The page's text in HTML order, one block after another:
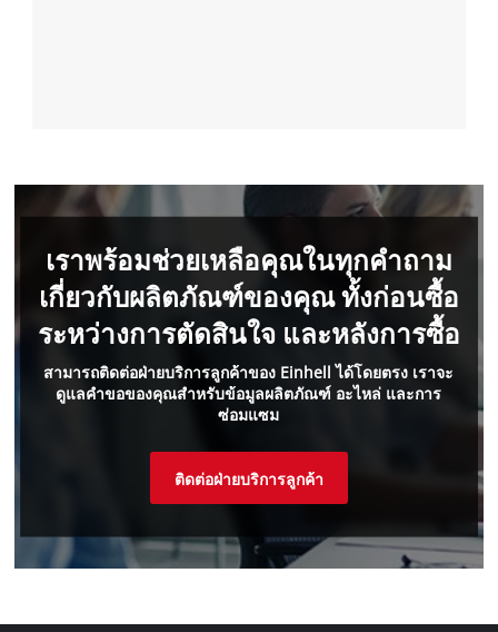
สามารถติดต่อฝ่ายบริการลูกค้าของ Einhell ได้โดยตรง เราจะ
ดูแลคำขอของคุณสำหรับข้อมูลผลิตภัณฑ์ อะไหล่ และการ
ซ่อมแซม
เราพร้อมช่วยเหลือคุณในทุกคำถาม
เกี่ยวกับผลิตภัณฑ์ของคุณ ทั้งก่อนซื้อ
ระหว่างการตัดสินใจ และหลังการซื้อ
ติดต่อฝ่ายบริการลูกค้า